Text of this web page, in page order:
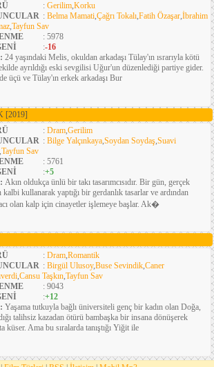
: Gerilim,Korku
: Belma Mamati,Çağrı Tokalı,Fatih Özaşar,İbrahim
,Tayfun Sav
: 5978
:-16
24 yaşındaki Melis, okuldan arkadaşı Tülay'ın ısrarıyla kötü
ayrıldığı eski sevgilisi Uğur'un düzenlediği partiye gider.
üçü ve Tülay'ın erkek arkadaşı Bur
[2019]
: Dram,Gerilim
: Bilge Yalçınkaya,Soydan Soydaş,Suavi
,Tayfun Sav
: 5761
:+5
Akın oldukça ünlü bir takı tasarımcısıdır. Bir gün, gerçek
kalbi kullanarak yaptığı bir gerdanlık tasarlar ve ardından
olan kalp için cinayetler işlemeye başlar. Ak�
: Dram,Romantik
: Birgül Ulusoy,Buse Sevindik,Caner
,Cansu Taşkın,Tayfun Sav
: 9043
:+12
Yaşama tutkuyla bağlı üniversiteli genç bir kadın olan Doğa,
talihsiz kazadan ötürü bambaşka bir insana dönüşerek
küser. Ama bu sıralarda tanıştığı Yiğit ile